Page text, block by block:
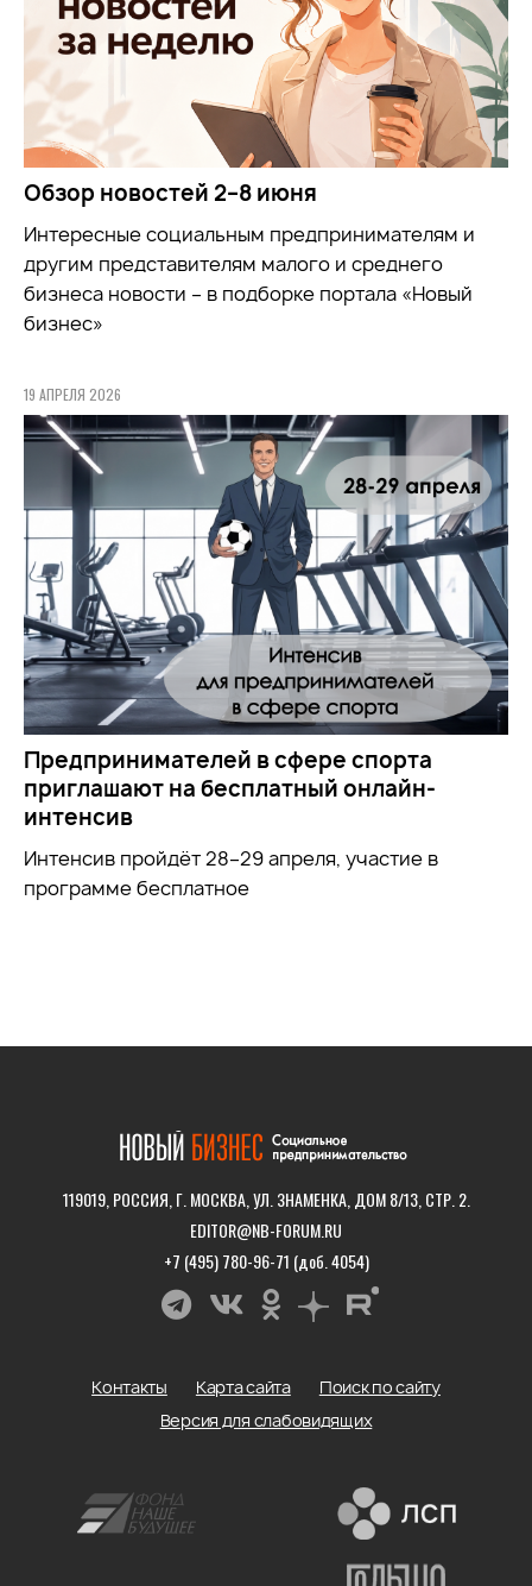
Обзор новостей 2–8 июня
Интересные социальным предпринимателям и
другим представителям малого и среднего
бизнеса новости – в подборке портала «Новый
бизнес»
19 АПРЕЛЯ 2026
Предпринимателей в сфере спорта
приглашают на бесплатный онлайн-
интенсив
Интенсив пройдёт 28–29 апреля, участие в
программе бесплатное
119019, РОССИЯ, Г. МОСКВА, УЛ. ЗНАМЕНКА, ДОМ 8/13, СТР. 2.
EDITOR@NB-FORUM.RU
+7 (495) 780-96-71 (доб. 4054)
Контакты Карта сайта
Поиск по сайту
Версия для слабовидящих